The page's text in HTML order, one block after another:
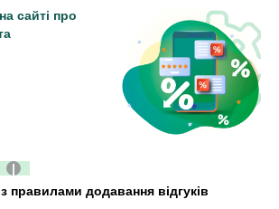
сайті про
|
правилами додавання відгуків